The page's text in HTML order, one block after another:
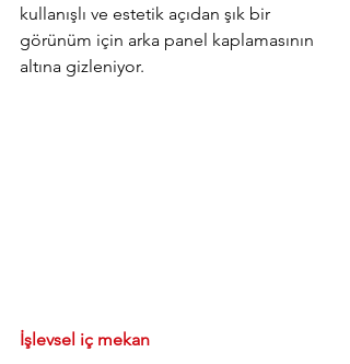
kullanışlı ve estetik açıdan şık bir
görünüm için arka panel kaplamasının
altına gizleniyor.
İşlevsel iç mekan